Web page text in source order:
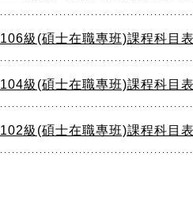
106級(碩士在職專班)課程科目表
104級(碩士在職專班)課程科目表
102級(碩士在職專班)課程科目表